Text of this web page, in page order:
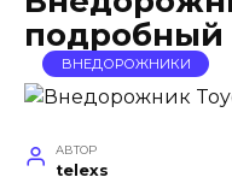
подробный
ВНЕДОРОЖНИКИ
АВТОР
telexs